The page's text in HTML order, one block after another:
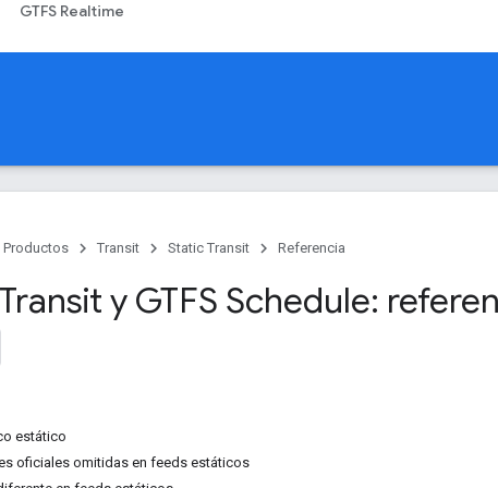
GTFS Realtime
Productos Transit Static Transit Referencia
Transit y GTFS Schedule:
estático
oficiales omitidas en feeds estáticos